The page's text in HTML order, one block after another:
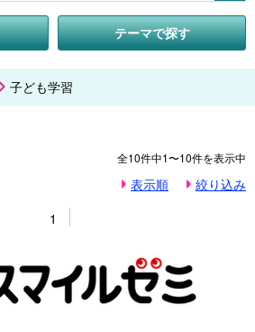
テーマで探す
子ども学習
全10件中1〜10件を表示中
表示順
絞り込み
1